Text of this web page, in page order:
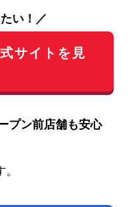
い！／
サイトを見
プン前店舗も安心